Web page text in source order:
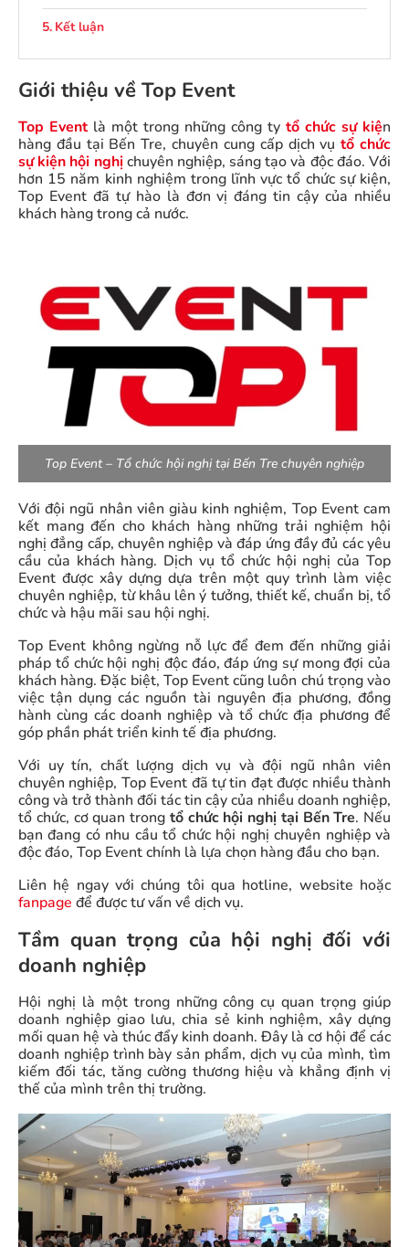
Kết luận
Giới thiệu về Top Event
Top Eventlà một trong những công ty tổ chức sự kiện
hàng đầu tại Bến Tre, chuyên cung cấp dịch vụtổ chức
sự kiện hội nghịchuyên nghiệp, sáng tạo và độc đáo. Với
hơn 15 năm kinh nghiệm trong lĩnh vực tổ chức sự kiện,
Top Event đã tự hào là đơn vị đáng tin cậy của nhiều
khách hàng trong cả nước.
Top Event – Tổ chức hội nghị tại Bến Tre chuyên nghiệp
Với đội ngũ nhân viên giàu kinh nghiệm, Top Event cam
kết mang đến cho khách hàng những trải nghiệm hội
nghị đẳng cấp, chuyên nghiệp và đáp ứng đầy đủ các yêu
cầu của khách hàng. Dịch vụ tổ chức hội nghị của Top
Event được xây dựng dựa trên một quy trình làm việc
chuyên nghiệp, từ khâu lên ý tưởng, thiết kế, chuẩn bị, tổ
chức và hậu mãi sau hội nghị.
Top Event không ngừng nỗ lực để đem đến những giải
pháp tổ chức hội nghị độc đáo, đáp ứng sự mong đợi của
khách hàng. Đặc biệt, Top Event cũng luôn chú trọng vào
việc tận dụng các nguồn tài nguyên địa phương, đồng
hành cùng các doanh nghiệp và tổ chức địa phương để
góp phần phát triển kinh tế địa phương.
Với uy tín, chất lượng dịch vụ và đội ngũ nhân viên
chuyên nghiệp, Top Event đã tự tin đạt được nhiều thành
công và trở thành đối tác tin cậy của nhiều doanh nghiệp,
tổ chức, cơ quan trong tổ chức hội nghị tại Bến Tre. Nếu
bạn đang có nhu cầu tổ chức hội nghị chuyên nghiệp và
độc đáo, Top Event chính là lựa chọn hàng đầu cho bạn.
Liên hệ ngay với chúng tôi qua hotline, website hoặc
fanpage để được tư vấn về dịch vụ.
Tầm quan trọng của hội nghị đối với
doanh nghiệp
Hội nghị là một trong những công cụ quan trọng giúp
doanh nghiệp giao lưu, chia sẻ kinh nghiệm, xây dựng
mối quan hệ và thúc đẩy kinh doanh. Đây là cơ hội để các
doanh nghiệp trình bày sản phẩm, dịch vụ của mình, tìm
kiếm đối tác, tăng cường thương hiệu và khẳng định vị
thế của mình trên thị trường.